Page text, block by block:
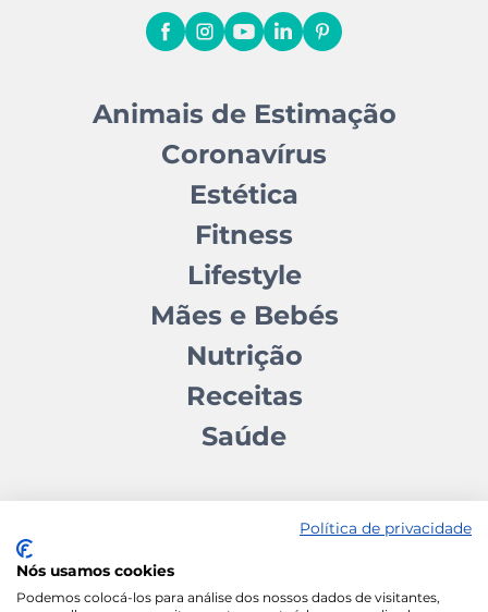
Animais de Estimação
Coronavírus
Estética
Fitness
Lifestyle
Mães e Bebés
Nutrição
Receitas
Saúde
Contactos Quem somos Autores Estatuto Editorial
Política de privacidade
Nós usamos cookies
Podemos colocá-los para análise dos nossos dados de visitantes,